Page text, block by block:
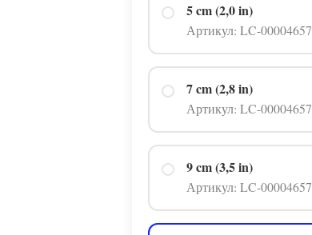
5 cm (2,0 in)
Артикул: LC-00004657
7 cm (2,8 in)
Артикул: LC-00004657
9 cm (3,5 in)
Артикул: LC-00004657